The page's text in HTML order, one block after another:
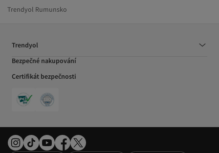
Trendyol Rumunsko
Trendyol
Bezpečné nakupování
Certifikát bezpečnosti